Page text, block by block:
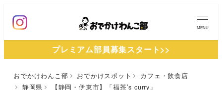
ン
MENU
プレミアム部員募集スタート>>
おでかけわんこ部 おでかけスポット
カフェ・飲食店
静岡県
【静岡・伊東市】「福茶’s curry」